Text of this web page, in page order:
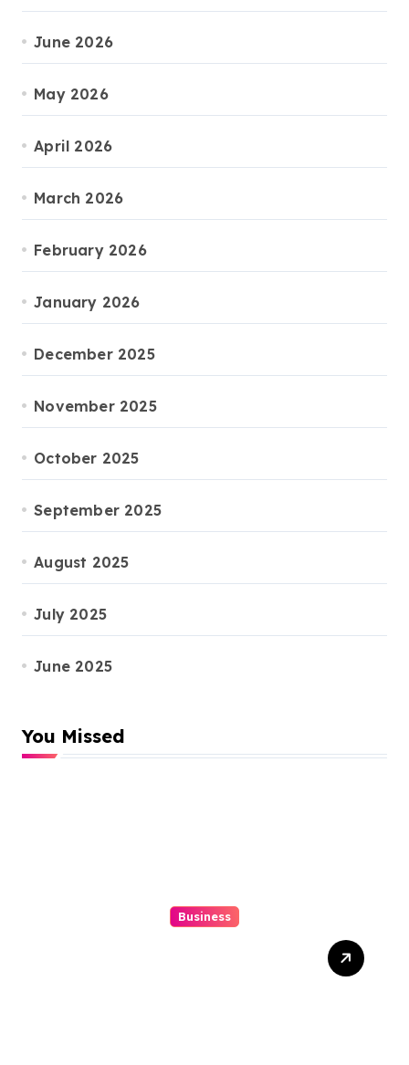
June 2026
May 2026
April 2026
March 2026
February 2026
January 2026
December 2025
November 2025
October 2025
September 2025
August 2025
July 2025
June 2025
You Missed
Business